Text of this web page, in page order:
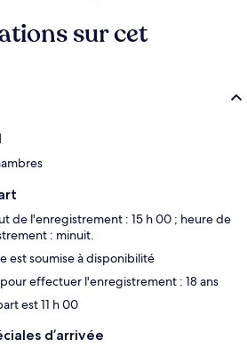
sur cet
de l'enregistrement : 15 h 00 ; heure de
: minuit.
est soumise à disponibilité
effectuer l'enregistrement : 18 ans
est 11 h 00
d’arrivée